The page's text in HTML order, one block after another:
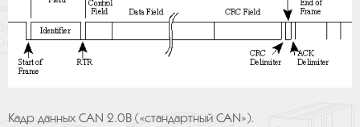
Кадр данных CAN 2.0B («cтандартный CAN»).